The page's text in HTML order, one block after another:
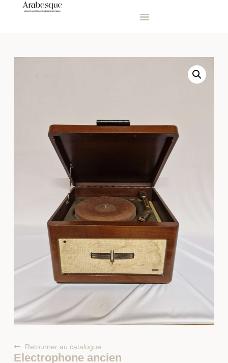
Retourner au catalogue
Electrophone ancien